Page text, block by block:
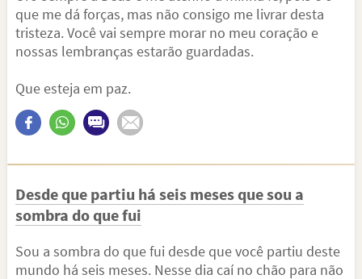
que me dá forças, mas não consigo me livrar desta
tristeza. Você vai sempre morar no meu coração e
nossas lembranças estarão guardadas.
Que esteja em paz.
Desde que partiu há seis meses que sou a
sombra do que fui
Sou a sombra do que fui desde que você partiu deste
mundo há seis meses. Nesse dia caí no chão para não